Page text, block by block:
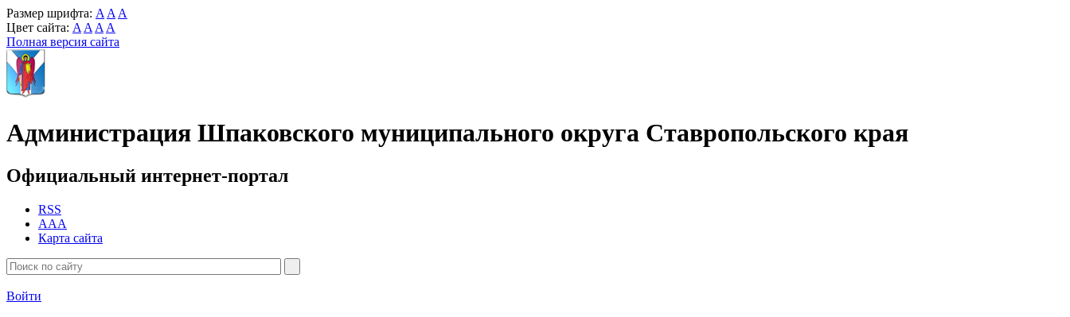
Размер шрифта: A A A
Цвет сайта: A A A A
Полная версия сайта
Администрация Шпаковского муниципального округа Ставропольского края
Официальный интернет-портал
RSS
AAA
Карта сайта
Войти